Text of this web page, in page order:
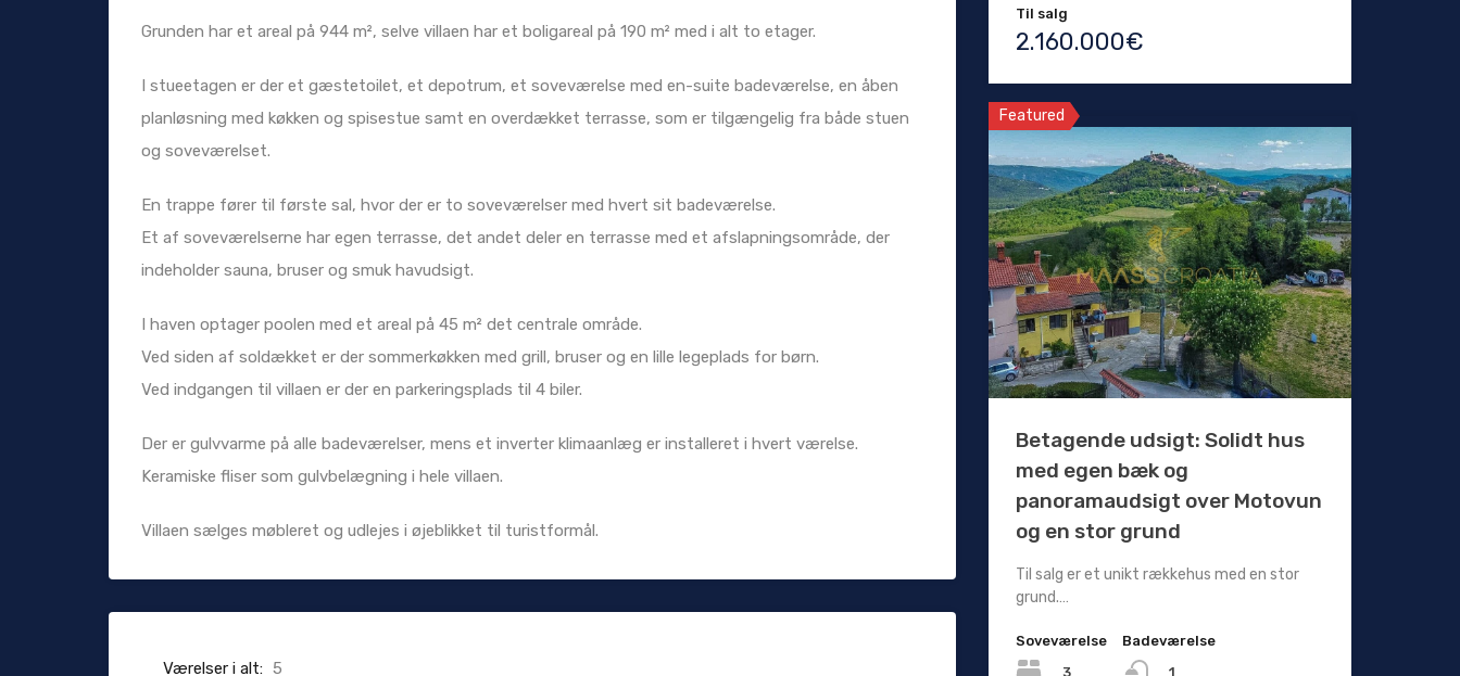
Grunden har et areal på 944 m², selve villaen har et boligareal på 190 m² med i alt to etager.
I stueetagen er der et gæstetoilet, et depotrum, et soveværelse med en-suite badeværelse, en åben
planløsning med køkken og spisestue samt en overdækket terrasse, som er tilgængelig fra både stuen
og soveværelset.
En trappe fører til første sal, hvor der er to soveværelser med hvert sit badeværelse.
Et af soveværelserne har egen terrasse, det andet deler en terrasse med et afslapningsområde, der
indeholder sauna, bruser og smuk havudsigt.
I haven optager poolen med et areal på 45 m² det centrale område.
Ved siden af ​​soldækket er der sommerkøkken med grill, bruser og en lille legeplads for børn.
Ved indgangen til villaen er der en parkeringsplads til 4 biler.
Der er gulvvarme på alle badeværelser, mens et inverter klimaanlæg er installeret i hvert værelse.
Keramiske fliser som gulvbelægning i hele villaen.
Villaen sælges møbleret og udlejes i øjeblikket til turistformål.
Værelser i alt: 5
Til salg
2.160.000€
Featured
Betagende udsigt: Solidt hus
med egen bæk og
panoramaudsigt over Motovun
og en stor grund
Til salg er et unikt rækkehus med en stor
grund.…
Soveværelse
3
Badeværelse
1